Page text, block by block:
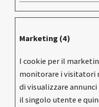
Marketing (4)
I cookie per il
monitorare i visitatori
di visualizzare
il singolo utente e